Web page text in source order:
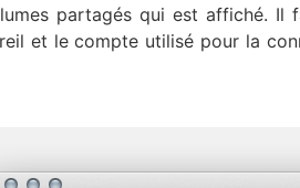
partagés qui est affiché.
et le compte utilisé pour la